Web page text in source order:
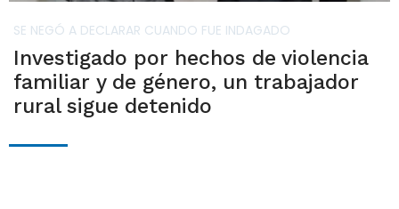
SE NEGÓ A DECLARAR CUANDO FUE INDAGADO
Investigado por hechos de violencia
familiar y de género, un trabajador
rural sigue detenido